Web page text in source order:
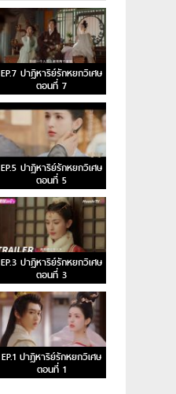
EP.7 ปาฏิหาริย์รักหยกวิเศษ
ตอนที่ 7
EP.5 ปาฏิหาริย์รักหยกวิเศษ
ตอนที่ 5
EP.3 ปาฏิหาริย์รักหยกวิเศษ
ตอนที่ 3
EP.1 ปาฏิหาริย์รักหยกวิเศษ
ตอนที่ 1